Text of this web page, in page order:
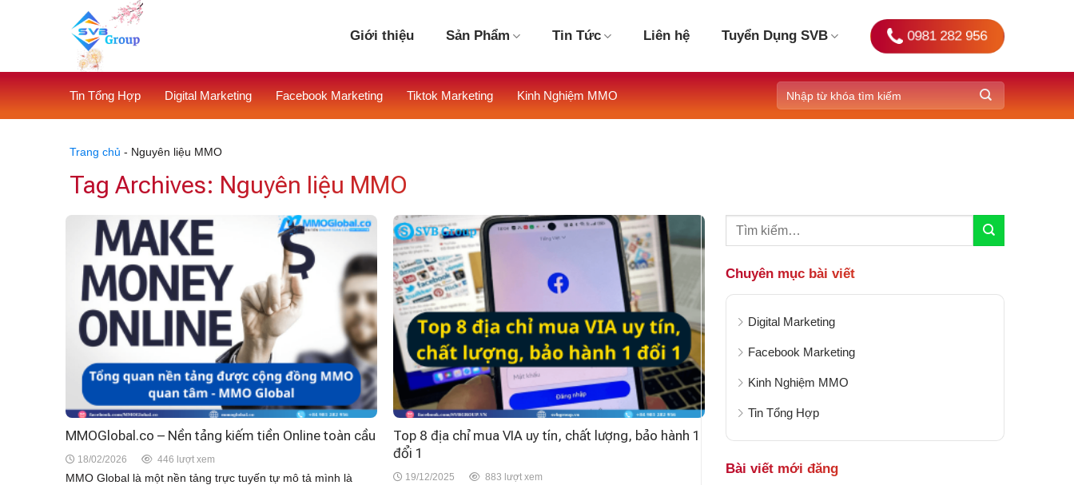
Giới thiệu Sản Phẩm Tin Tức Liên hệ Tuyển Dụng SVB 0981 282 956
Tin Tổng Hợp Digital Marketing Facebook Marketing Tiktok Marketing Kinh Nghiệm MMO
Trang chủ - Nguyên liệu MMO
Tag Archives: Nguyên liệu MMO
MMOGlobal.co – Nền tảng kiếm tiền Online toàn cầu
18/02/2026 446 lượt xem
MMO Global là một nền tảng trực tuyến tự mô tả mình là
Top 8 địa chỉ mua VIA uy tín, chất lượng, bảo hành 1
đổi 1
19/12/2025 883 lượt xem
Chuyên mục bài viết
Digital Marketing
Facebook Marketing
Kinh Nghiệm MMO
Tin Tổng Hợp
Bài viết mới đăng